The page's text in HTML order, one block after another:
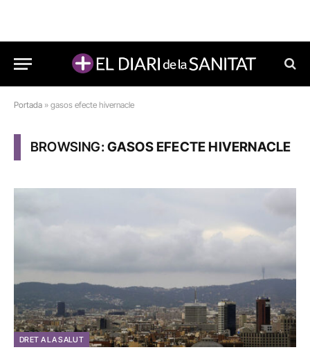
Portada » gasos efecte hivernacle
BROWSING:GASOS EFECTE HIVERNACLE
DRET A LA SALUT